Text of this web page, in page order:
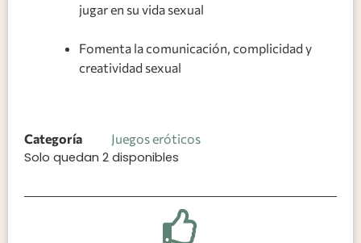
jugar en su vida sexual
Fomenta la comunicación, complicidad y
creatividad sexual
Categoría Juegos eróticos
Solo quedan 2 disponibles